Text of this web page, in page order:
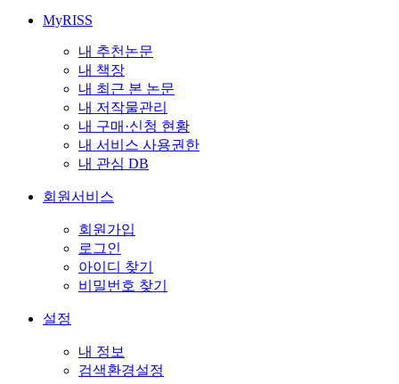
MyRISS
내 추천논문
내 책장
내 최근 본 논문
내 저작물관리
내 구매·신청 현황
내 서비스 사용권한
내 관심 DB
회원서비스
회원가입
로그인
아이디 찾기
비밀번호 찾기
설정
내 정보
검색환경설정